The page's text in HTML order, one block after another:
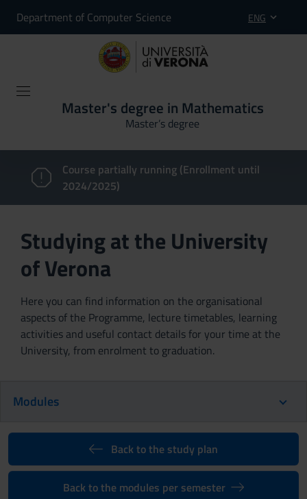
Department of Computer Science ENG
Master's degree in Mathematics
Master’s degree
Course partially running (Enrollment until
2024/2025)
Studying at the University
of Verona
Here you can find information on the organisational
aspects of the Programme, lecture timetables, learning
activities and useful contact details for your time at the
University, from enrolment to graduation.
Modules
Back to the study plan
Back to the modules per semester